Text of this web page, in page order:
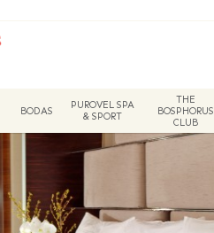
BODAS
PUROVEL SPA
& SPORT
THE
BOSPHORUS
CLUB